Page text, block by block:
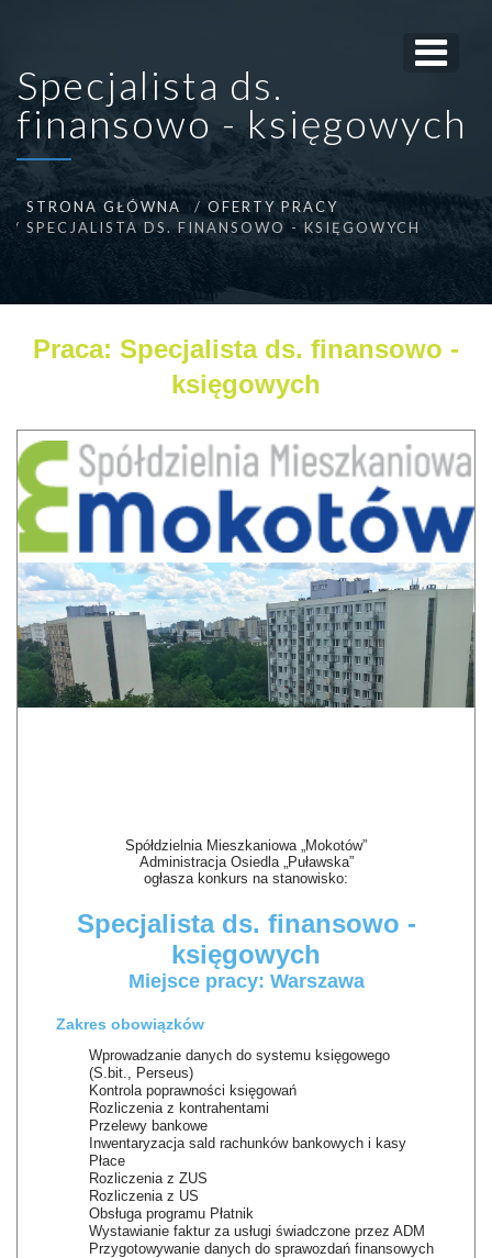
Specjalista ds.
finansowo - księgowych
STRONA GŁÓWNA
OFERTY PRACY
SPECJALISTA DS. FINANSOWO - KSIĘGOWYCH
Praca: Specjalista ds. finansowo -
księgowych
Spółdzielnia Mieszkaniowa „Mokotów”
Administracja Osiedla „Puławska”
ogłasza konkurs na stanowisko:
Specjalista ds. finansowo -
księgowych
Miejsce pracy: Warszawa
Zakres obowiązków
Wprowadzanie danych do systemu księgowego
(S.bit., Perseus)
Kontrola poprawności księgowań
Rozliczenia z kontrahentami
Przelewy bankowe
Inwentaryzacja sald rachunków bankowych i kasy
Płace
Rozliczenia z ZUS
Rozliczenia z US
Obsługa programu Płatnik
Wystawianie faktur za usługi świadczone przez ADM
Przygotowywanie danych do sprawozdań finansowych